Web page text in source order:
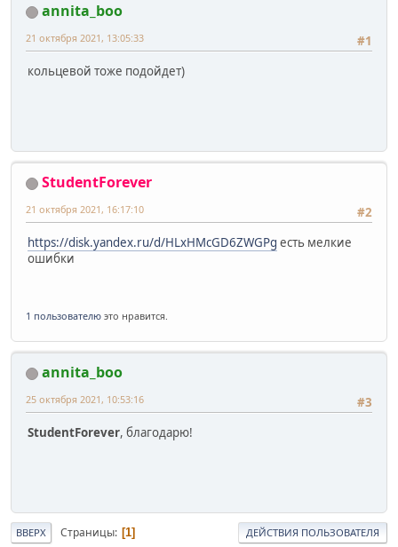
annita_boo
#1
21 октября 2021, 13:05:33
кольцевой тоже подойдет)
StudentForever
#2
21 октября 2021, 16:17:10
https://disk.yandex.ru/d/HLxHMcGD6ZWGPg есть мелкие
ошибки
1 пользователю это нравится.
annita_boo
#3
25 октября 2021, 10:53:16
StudentForever, благодарю!
ВВЕРХ Страницы 1 ДЕЙСТВИЯ ПОЛЬЗОВАТЕЛЯ